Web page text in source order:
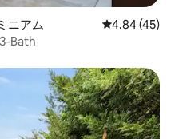
ニアム レビュー45
4.84 (45)
Bath